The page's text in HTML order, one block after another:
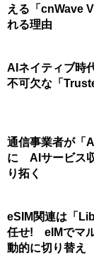
える「cnWave
れる理由
AIネイティブ時
不可欠な「
通信事業者が「
に AIサービス
り拓く
eSIM関連は「
任せ! eIMでマ
動的に切り替え